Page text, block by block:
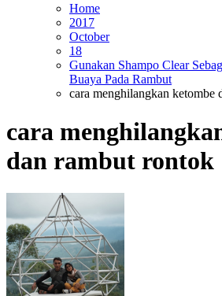
Home
2017
October
18
Gunakan Shampo Clear
Buaya Pada Rambut
cara menghilangkan ketombe
cara
dan rambut rontok